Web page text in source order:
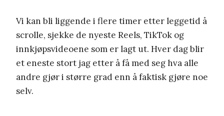
Vi kan bli liggende i flere timer etter leggetid å
scrolle, sjekke de nyeste Reels, TikTok og
innkjøpsvideoene som er lagt ut. Hver dag blir
et eneste stort jag etter å få med seg hva alle
andre gjør i større grad enn å faktisk gjøre noe
selv.